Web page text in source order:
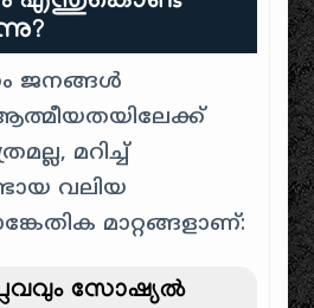
ജനങ്ങൾ
മറിച്ച്
വലിയ
മാറ്റങ്ങളാണ്:
സോഷ്യൽ